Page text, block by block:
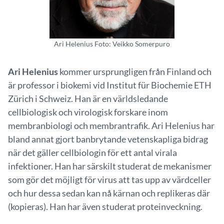
Ari Helenius Foto: Veikko Somerpuro
Ari Heleniuskommer ursprungligen från Finland och
är professor i biokemi vid Institut für Biochemie ETH
Zürich i Schweiz. Han är en världsledande
cellbiologisk och virologisk forskare inom
membranbiologi och membrantrafik. Ari Helenius har
bland annat gjort banbrytande vetenskapliga bidrag
när det gäller cellbiologin för ett antal virala
infektioner. Han har särskilt studerat de mekanismer
som gör det möjligt för virus att tas upp av värdceller
och hur dessa sedan kan nå kärnan och replikeras där
(kopieras). Han har även studerat proteinveckning.